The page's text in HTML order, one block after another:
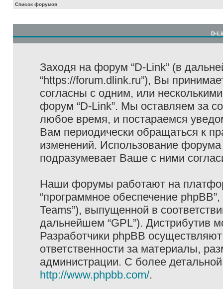
Список форумов
D-
Заходя на форум “D-Link” (в
“https://forum.dlink.ru”), Вы
согласны с одним, или
форум “D-Link”. Мы оставляем за
любое время, и постараемся
Вам периодически обращаться к
изменений. Использование
подразумевает Ваше с ними
Наши форумы работают на
“программное обеспечение
Teams”), выпущенной в
дальнейшем “GPL”). Дистрибутив
Разработчики phpBB
ответственности за материалы,
администрации. С более
http://www.phpbb.com/.